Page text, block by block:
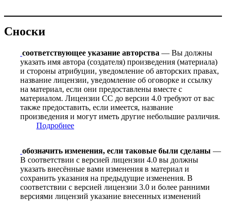
Сноски
соответствующее указание авторства — Вы должны
указать имя автора (создателя) произведения (материала)
и стороны атрибуции, уведомление об авторских правах,
название лицензии, уведомление об оговорке и ссылку
на материал, если они предоставлены вместе с
материалом. Лицензии CC до версии 4.0 требуют от вас
также предоставить, если имеется, название
произведения и могут иметь другие небольшие различия.
Подробнее
обозначить изменения, если таковые были сделаны —
В соответствии с версией лицензии 4.0 вы должны
указать внесённые вами изменения в материал и
сохранить указания на предыдущие изменения. В
соответствии с версией лицензии 3.0 и более ранними
версиями лицензий указание внесенных изменений